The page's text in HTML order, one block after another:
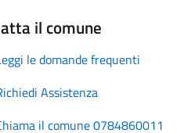
il comune
le domande frequenti
Assistenza
il comune 0784860011